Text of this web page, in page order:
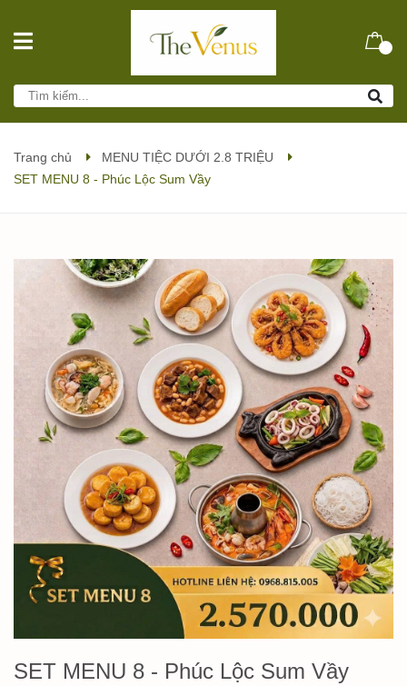
Trang chủ
MENU TIỆC DƯỚI 2.8 TRIỆU
SET MENU 8 - Phúc Lộc Sum Vầy
SET MENU 8 - Phúc Lộc Sum Vầy